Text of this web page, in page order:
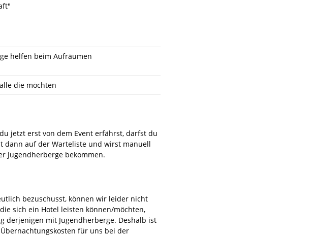
helfen beim Aufräumen
die möchten
jetzt erst von dem Event erfährst, darfst du
dann auf der Warteliste und wirst manuell
Jugendherberge bekommen.
bezuschusst, können wir leider nicht
sich ein Hotel leisten können/möchten,
derjenigen mit Jugendherberge. Deshalb ist
für uns bei der